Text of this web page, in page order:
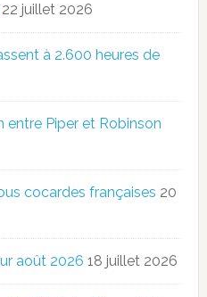
22 juillet 2026
à 2.600 heures de
Piper et Robinson
cocardes françaises 20
août 2026 18 juillet 2026